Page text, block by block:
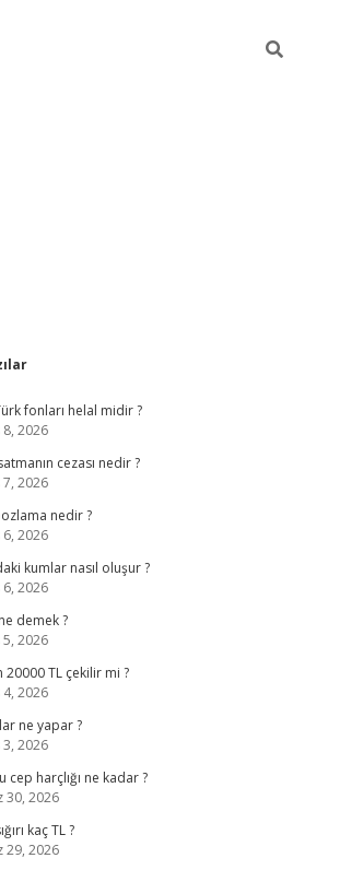
fonları helal midir ?
2026
cezası nedir ?
2026
nedir ?
2026
kumlar nasıl oluşur ?
2026
demek ?
2026
20000 TL çekilir mi ?
2026
ne yapar ?
2026
cep harçlığı ne kadar ?
30, 2026
kaç TL ?
29, 2026